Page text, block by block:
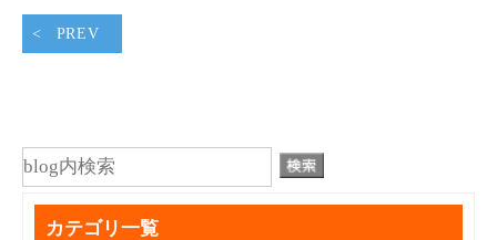
PREV
カテゴリ一覧